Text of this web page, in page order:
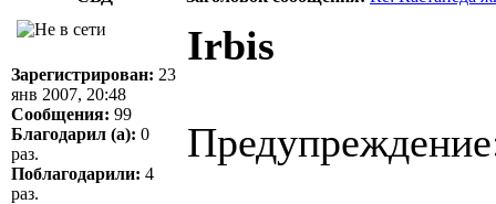
Зарегистрирован: 23
янв 2007, 20:48
Сообщения: 99
Благодарил (а): 0
раз.
Поблагодарили: 4
раз.
Irbis